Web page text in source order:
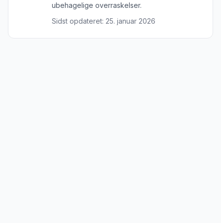
ubehagelige overraskelser.
Sidst opdateret: 25. januar 2026